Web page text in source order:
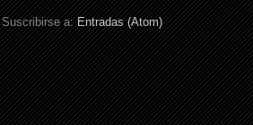
Suscribirse a:Entradas (Atom)